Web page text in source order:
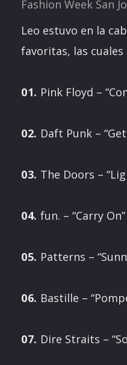
Fashion Week San
Leo estuvo en la
favoritas, las
01. Pink Floyd –
02. Daft Punk –
03. The Doors –
04. fun. – “Carry On”
05. Patterns –
06. Bastille –
07. Dire Straits –